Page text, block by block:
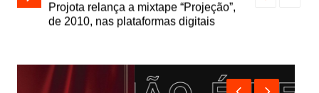
autoral,
de 2010, nas plataformas digitais